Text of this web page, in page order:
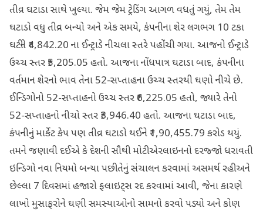
તીવ્ર ઘટાડા સાથે ખુલ્યા. જેમ જેમ ટ્રેડિંગ આગળ વધતું ગયું, તેમ તેમ
ઘટાડો વધુ તીવ્ર બન્યો અને એક સમયે, કંપનીના શેર લગભગ 10 ટકા
ઘટીને ₹4,842.20 ના ઈન્ટ્રાડે નીચલા સ્તરે પહોંચી ગયા. આજનો ઈન્ટ્રાડે
ઉચ્ચ સ્તર ₹5,205.05 હતો. આજના નોંધપાત્ર ઘટાડા બાદ, કંપનીના
વર્તમાન શેરનો ભાવ તેના 52-સપ્તાહના ઉચ્ચ સ્તરથી ઘણો નીચે છે.
ઈન્ડિગોનો 52-સપ્તાહનો ઉચ્ચ સ્તર ₹6,225.05 હતો, જ્યારે તેનો
52-સપ્તાહનો નીચો સ્તર ₹3,946.40 હતો. આજના ઘટાડા બાદ,
કંપનીનું માર્કેટ કેપ પણ તીવ્ર ઘટાડો થઈને ₹1,90,455.79 કરોડ થયું.
તમને જણાવી દઈએ કે દેશની સૌથી મોટી એરલાઇનનો દરજ્જો ધરાવતી
ઇન્ડિગો નવા નિયમો બન્યા પછી તેનું સંચાલન કરવામાં અસમર્થ રહી અને
છેલ્લા 7 દિવસમાં હજારો ફ્લાઇટ્સ રદ કરવામાં આવી, જેના કારણે
લાખો મુસાફરોને ઘણી સમસ્યાઓનો સામનો કરવો પડ્યો અને કોણ